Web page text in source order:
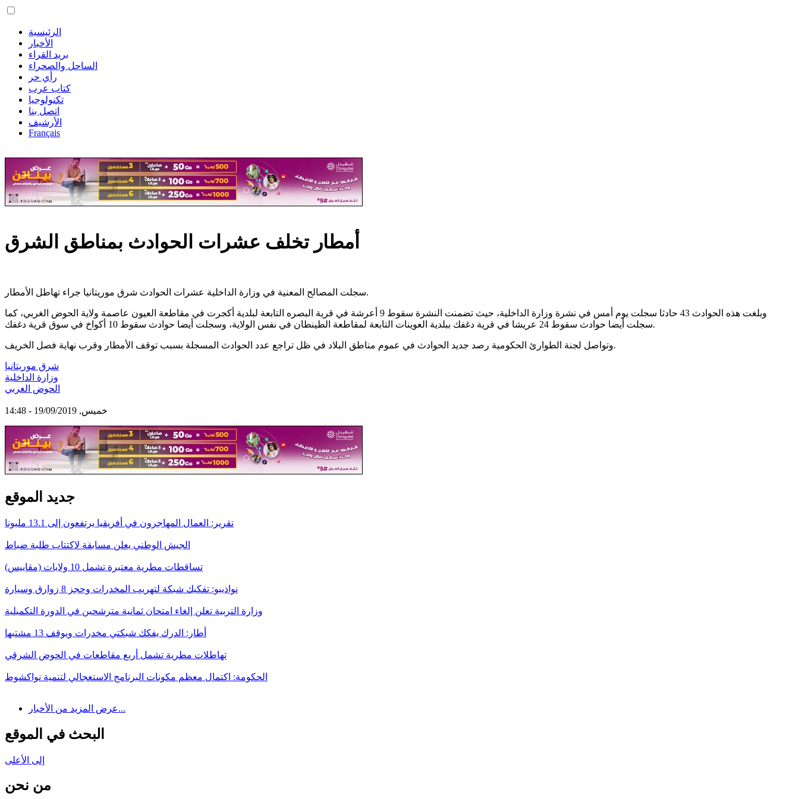
الرئيسية
الأخبار
بريد القراء
الساحل والصحراء
رأي حر
كتاب عرب
تكنولوجيا
اتصل بنا
الأرشيف
Français
أمطار تخلف عشرات الحوادث بمناطق الشرق
سجلت المصالح المعنية في وزارة الداخلية عشرات الحوادث شرق موريتانيا جراء تهاطل الأمطار.
وبلغت هذه الحوادث 43 حادثا سجلت يوم أمس في نشرة وزارة الداخلية، حيث تضمنت النشرة سقوط 9 أعرشة في قرية البصره التابعة لبلدية أكجرت في مقاطعة العيون عاصمة ولاية الحوض الغربي، كما
سجلت أيضا حوادث سقوط 24 عريشا في قرية دغفك ببلدية العوينات التابعة لمقاطعة الطينطان في نفس الولاية، وسجلت أيضا حوادث سقوط 10 أكواخ في سوق قرية دغفك.
وتواصل لجنة الطوارئ الحكومية رصد جديد الحوادث في عموم مناطق البلاد في ظل تراجع عدد الحوادث المسجلة بسبب توقف الأمطار وقرب نهاية فصل الخريف.
شرق موريتانيا
وزارة الداخلية
الحوض الغربي
خميس, 19/09/2019 - 14:48
جديد الموقع
تقرير: العمال المهاجرون في أفريقيا يرتفعون إلى 13.1 مليونا
الجيش الوطني يعلن مسابقة لاكتتاب طلبة ضباط
تساقطات مطرية معتبرة تشمل 10 ولايات (مقاييس)
نواذيبو: تفكيك شبكة لتهريب المخدرات وحجز 8 زوارق وسيارة
وزارة التربية تعلن إلغاء امتحان ثمانية مترشحين في الدورة التكميلية
أطار: الدرك يفكك شبكتي مخدرات ويوقف 13 مشتبها
تهاطلات مطرية تشمل أربع مقاطعات في الحوض الشرقي
الحكومة: اكتمال معظم مكونات البرنامج الاستعجالي لتنمية نواكشوط
عرض المزيد من الأخبار...
البحث في الموقع
إلى الأعلى
من نحن